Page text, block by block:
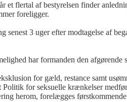
et flertal af bestyrelsen finder
foreligger.
senest 3 uger efter modtagelse af
har formanden den afgørende
for gæld, restance samt
for seksuelle krænkelser
herom, forelægges